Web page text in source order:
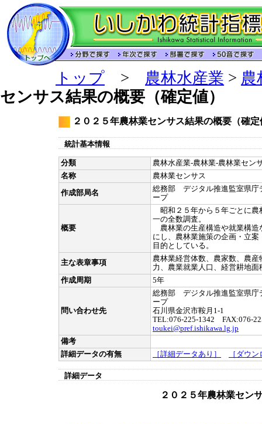
トップ > 農林水産業 > 農
センサス結果の概要（確定値）
２０２５年農林業センサス結果の概要（確定
統計基本情報
分類
農林水産業-農林業-農林業セン
名称
農林業センサス
作成部局名
総務部 デジタル推進監室県庁
ープ
概要
昭和２５年から５年ごとに農
一の全数調査。
農林業の生産構造や就業構造
にし、農林業施策の企画・立
目的としている。
主な表章事項
農林業経営体数、農家数、農
力、農業就業人口、経営耕地
作成周期
5年
問い合わせ先
総務部 デジタル推進監室県庁
ープ
石川県金沢市鞍月1-1
TEL:076-225-1342 FAX:076-
toukei@pref.ishikawa.lg.jp
備考
詳細データの有無
［詳細データあり］ ［ダウ
詳細データ
２０２５年農林業セン